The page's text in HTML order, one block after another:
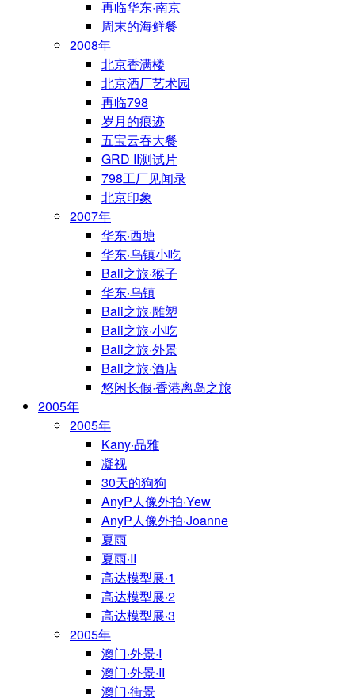
再临华东·南京
周末的海鲜餐
2008年
北京香满楼
北京酒厂艺术园
再临798
岁月的痕迹
五宝云吞大餐
GRD II测试片
798工厂见闻录
北京印象
2007年
华东·西塘
华东·乌镇小吃
Bali之旅·猴子
华东·乌镇
Bali之旅·雕塑
Bali之旅·小吃
Bali之旅·外景
Bali之旅·酒店
悠闲长假·香港离岛之旅
2005年
2005年
Kany·品雅
凝视
30天的狗狗
AnyP人像外拍·Yew
AnyP人像外拍·Joanne
夏雨
夏雨·II
高达模型展·1
高达模型展·2
高达模型展·3
2005年
澳门·外景·I
澳门·外景·II
澳门·街景